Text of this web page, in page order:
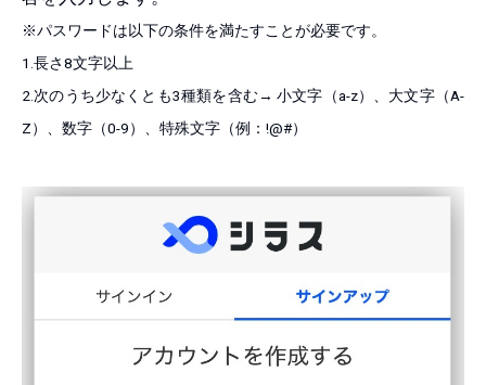
※パスワードは以下の条件を満たすことが必要です。
1.長さ8文字以上
2.次のうち少なくとも3種類を含む→ 小文字（a-z）、大文字（A-
Z）、数字（0-9）、特殊文字（例：!@#）